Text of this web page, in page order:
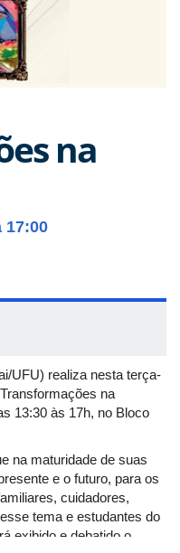
na
17:00
UFU) realiza nesta terça-
na
13:30 às 17h, no Bloco
na maturidade de suas
e o futuro, para os
cuidadores,
tema e estudantes do
exibido e debatido o